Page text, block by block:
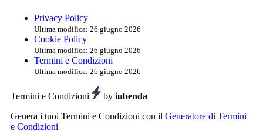
Privacy Policy
Ultima modifica: 26 giugno 2026
Cookie Policy
Ultima modifica: 26 giugno 2026
Termini e Condizioni
Ultima modifica: 26 giugno 2026
Termini e Condizioni by iubenda
Genera i tuoi Termini e Condizioni con il Generatore di Termini
e Condizioni